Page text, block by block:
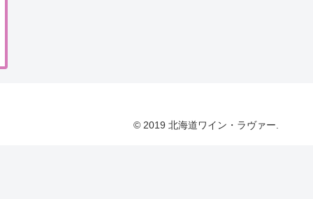
© 2019 北海道ワイン・ラヴァー.